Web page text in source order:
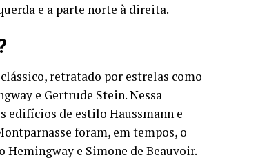
e a parte norte à direita.
retratado por estrelas como
e Gertrude Stein. Nessa
edifícios de estilo Haussmann e
foram, em tempos, o
e Simone de Beauvoir.